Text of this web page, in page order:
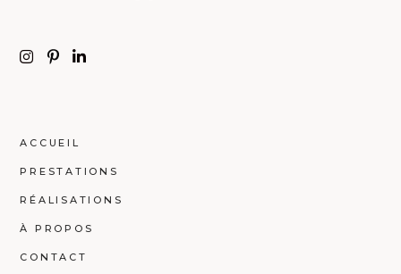
ACCUEIL
PRESTATIONS
RÉALISATIONS
À PROPOS
CONTACT